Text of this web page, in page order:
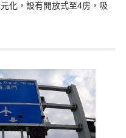
化，設有開放式至4房，吸